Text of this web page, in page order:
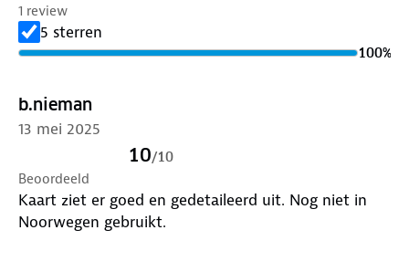
1 review
5 sterren
100%
b.nieman
13 mei 2025
10/10
Beoordeeld
Kaart ziet er goed en gedetaileerd uit. Nog niet in
Noorwegen gebruikt.